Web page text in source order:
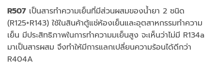
R507 เป็นสารทำความเย็นที่มีส่วนผสมของน้ำยา 2 ชนิด
(R125+R143) ใช้ในสินค้าตู้แช่ห้องเย็นและอุตสาหกรรมทำความ
เย็น มีประสิทธิภาพในการทำความมเย็นสูง จะเห็นว่าไม่มี R134a
มาเป็นสารผสม จึงทำให้มีการแลกเปลี่ยนความร้อนได้ดีกว่า
R404A